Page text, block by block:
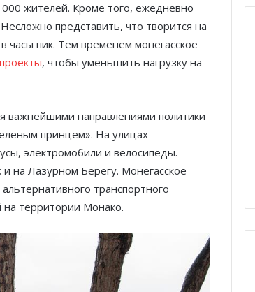
000 жителей. Кроме того, ежедневно
представить, что творится на
часы пик. Тем временем монегасское
, чтобы уменьшить нагрузку на
важнейшими направлениями политики
принцем». На улицах
электромобили и велосипеды.
на Лазурном Берегу. Монегасское
транспортного
территории Монако.